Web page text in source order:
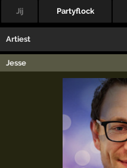
Jij Partyflock
Artiest
Jesse